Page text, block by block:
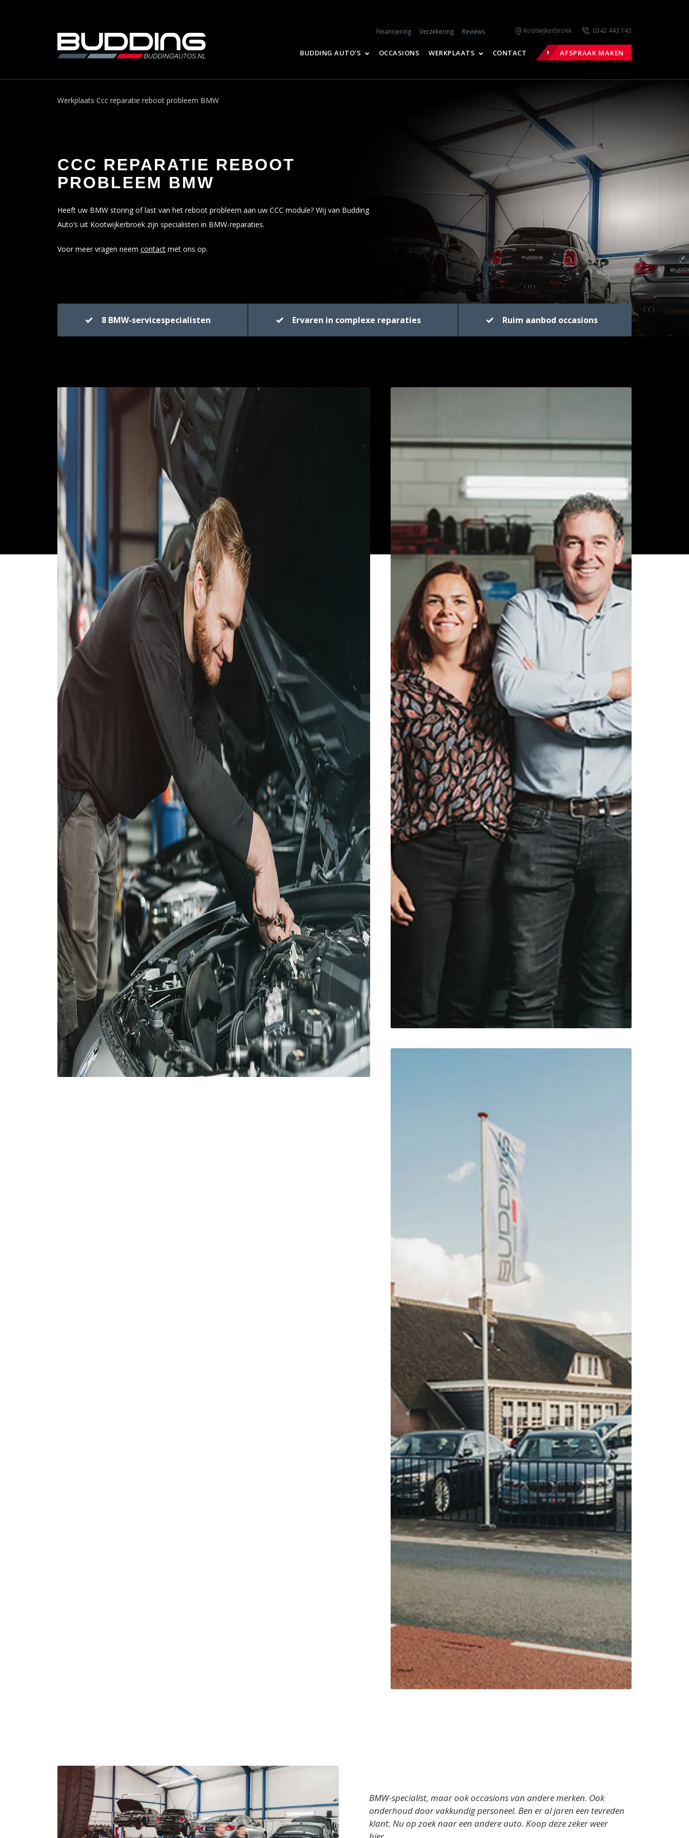
Financiering Verzekering Reviews Kootwijkerbroek 0342 443 143
BUDDING AUTO'S OCCASIONS WERKPLAATS CONTACT AFSPRAAK MAKEN
Werkplaats Ccc reparatie reboot probleem BMW
CCC REPARATIE REBOOT
PROBLEEM BMW
Heeft uw BMW storing of last van het reboot probleem aan uw CCC module? Wij van Budding
Auto’s uit Kootwijkerbroek zijn specialisten in BMW-reparaties.
Voor meer vragen neem contact met ons op.
8 BMW-servicespecialisten Ervaren in complexe reparaties Ruim aanbod occasions
BMW-specialist, maar ook occasions van andere merken. Ook
onderhoud door vakkundig personeel. Ben er al jaren een tevreden
klant. Nu op zoek naar een andere auto. Koop deze zeker weer